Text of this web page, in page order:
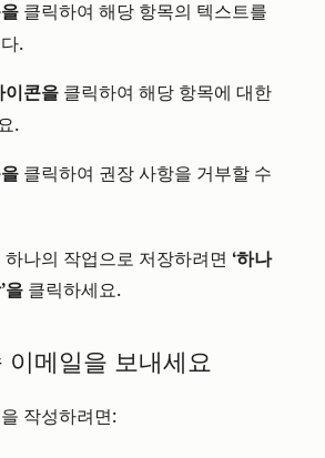
클릭하여 해당 항목의 텍스트를
.
이콘을 클릭하여 해당 항목에 대한
.
클릭하여 권장 사항을 거부할 수
나의 작업으로 저장하려면 ‘하나
을 클릭하세요.
이메일을 보내세요
작성하려면: